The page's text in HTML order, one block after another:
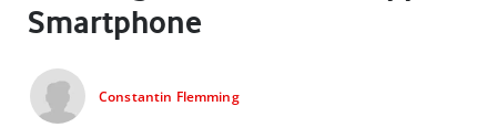
Smartphone
Constantin Flemming